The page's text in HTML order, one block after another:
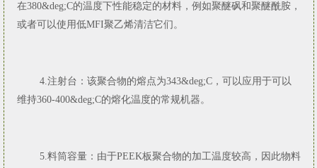
在380&deg;C的温度下性能稳定的材料，例如聚醚砜和聚醚酰胺，
或者可以使用低MFI聚乙烯清洁它们。
4.注射台：该聚合物的熔点为343&deg;C，可以应用于可以
维持360-400&deg;C的熔化温度的常规机器。
5.料筒容量：由于PEEK板聚合物的加工温度较高，因此物料